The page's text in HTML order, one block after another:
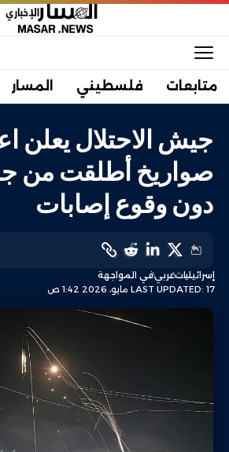
متابعات فلسطيني المسار
جيش الاحتلال يعلن
صواريخ أطلقت من
دون وقوع إصابات
LAST UPDATED: 17 مايو، 2026 1:42 ص
إسرائيلياتعربيفي المواجهة